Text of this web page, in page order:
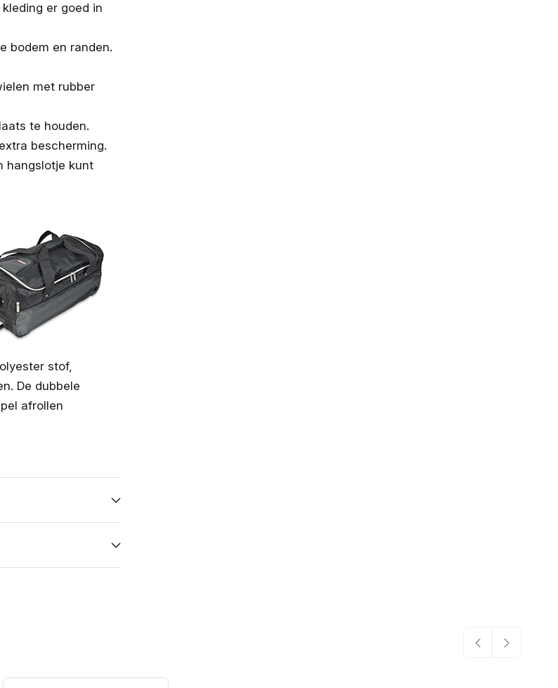
er goed in
bodem en randen.
met rubber
te houden.
bescherming.
hangslotje kunt
stof,
De dubbele
afrollen